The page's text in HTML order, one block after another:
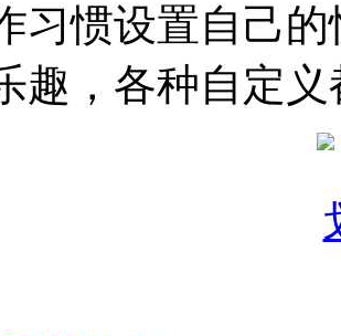
习惯设置自己
趣，各种自定